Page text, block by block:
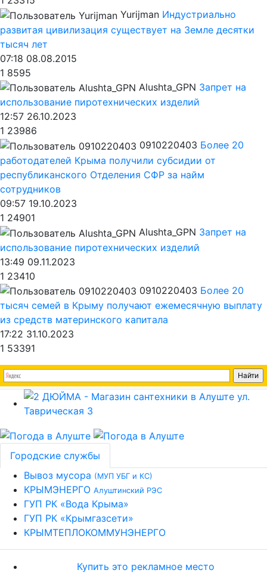
Yurijman Индустриально
развитая цивилизация существует на Земле десятки
тысяч лет
07:18 08.08.2015
1 8595
Alushta_GPN Запрет на
использование пиротехнических изделий
12:57 26.10.2023
1 23986
0910220403 Более 20
работодателей Крыма получили субсидии от
республиканского Отделения СФР за найм
сотрудников
09:57 19.10.2023
1 24901
Alushta_GPN Запрет на
использование пиротехнических изделий
13:49 09.11.2023
1 23410
0910220403 Более 20
тысяч семей в Крыму получают ежемесячную выплату
из средств материнского капитала
17:22 31.10.2023
1 53391
Городские службы
Вывоз мусора (МУП УБГ и КС)
КРЫМЭНЕРГО Алуштинский РЭС
ГУП РК «Вода Крыма»
ГУП РК «Крымгазсети»
КРЫМТЕПЛОКОММУНЭНЕРГО
Купить это рекламное место